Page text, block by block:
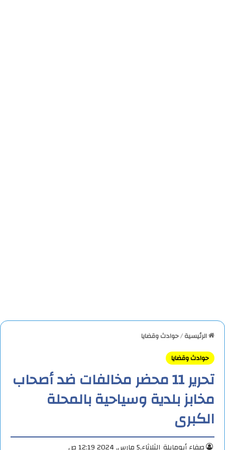
الرئيسية/حوادث وقضايا
حوادث وقضايا
تحرير 11 محضر مخالفات ضد أصحاب
مخابز بلدية وسياحية بالمحلة
الكبرى